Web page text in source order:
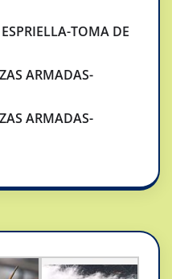
TOMA DE
ARMADAS-
ARMADAS-